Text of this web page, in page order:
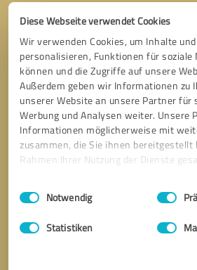
Diese Webseite verwendet Cookies
Wir verwenden Cookies, um Inhalte
personalisieren, Funktionen für soziale
können und die Zugriffe auf unsere
Außerdem geben wir Informationen zu
unserer Website an unsere Partner für
Werbung und Analysen weiter. Unsere
Informationen möglicherweise mit
zusammen, die Sie ihnen bereitgestellt
Rahmen Ihrer Nutzung der Dienste
Impressum Datenschutzbestimmungen
Einwilligungsauswahl
Notwendig
Statistiken